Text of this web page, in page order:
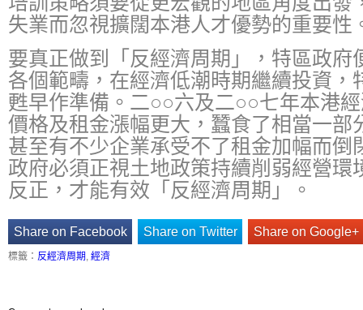
失業而忽視擴闊本港人才優勢的重要性
要真正做到「反經濟周期」，特區政府
各個範疇，在經濟低潮時期繼續投資，
甦早作準備。二○○六及二○○七年本港
價格及租金漲幅更大，蠶食了相當一部
甚至有不少企業承受不了租金加幅而倒
政府必須正視土地政策持續削弱經營環
反正，才能有效「反經濟周期」。
Share on Facebook Share on Twitter Share on Google+
標籤： 反經濟周期, 經濟